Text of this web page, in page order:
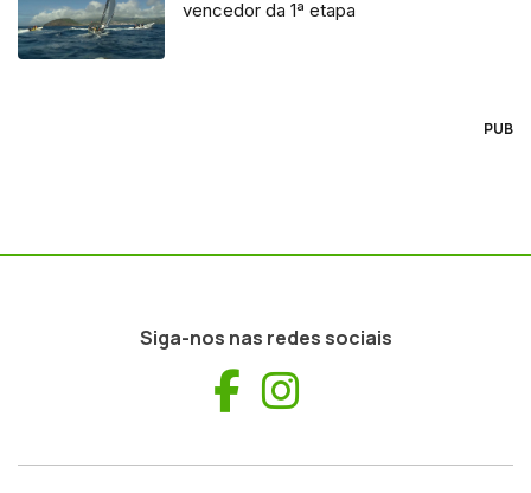
vencedor da 1ª etapa
PUB
Siga-nos nas redes sociais
Facebook